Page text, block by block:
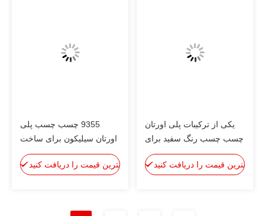
یکی از ترکیبات پلی اورتان
چسب چسب رنگ سفید برای
ساخت و ساز
بهترین قیمت را دریافت کنید
9355 چسب چسب پلی
اورتان سیلیکون برای ساخت
و ساز، ضدعفونی کننده
سیلانت
بهترین قیمت را دریافت کنید